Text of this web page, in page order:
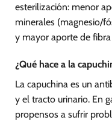
esterilización: menor
minerales (magnesio/
y mayor aporte de
¿Qué hace a la
La capuchina es un
y el tracto urinario. En
propensos a sufrir